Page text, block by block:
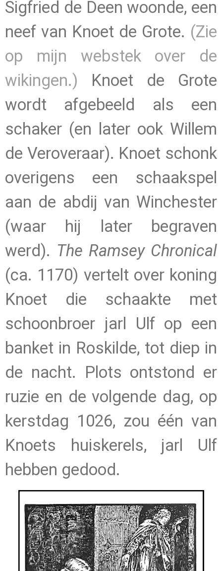
Sigfried de Deen woonde, een
neef van Knoet de Grote. (Zie
op mijn webstek over de
wikingen.) Knoet de Grote
wordt afgebeeld als een
schaker (en later ook Willem
de Veroveraar). Knoet schonk
overigens een schaakspel
aan de abdij van Winchester
(waar hij later begraven
werd). The Ramsey Chronical
(ca. 1170) vertelt over koning
Knoet die schaakte met
schoonbroer jarl Ulf op een
banket in Roskilde, tot diep in
de nacht. Plots ontstond er
ruzie en de volgende dag, op
kerstdag 1026, zou één van
Knoets huiskerels, jarl Ulf
hebben gedood.